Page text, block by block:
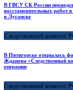
В ГВСУ СК России
восстановительных работ
в Луганске
Следственный комитет
В Пятигорске открылась
Жданова «Следственный
операции
Следственный комитет